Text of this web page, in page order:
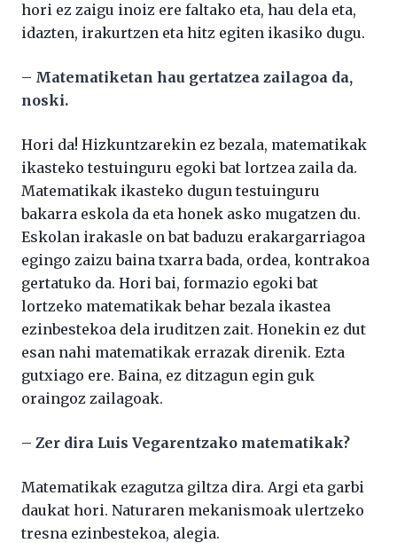
hori ez zaigu inoiz ere faltako eta, hau dela eta,
idazten, irakurtzen eta hitz egiten ikasiko dugu.
– Matematiketan hau gertatzea zailagoa da,
noski.
Hori da! Hizkuntzarekin ez bezala, matematikak
ikasteko testuinguru egoki bat lortzea zaila da.
Matematikak ikasteko dugun testuinguru
bakarra eskola da eta honek asko mugatzen du.
Eskolan irakasle on bat baduzu erakargarriagoa
egingo zaizu baina txarra bada, ordea, kontrakoa
gertatuko da. Hori bai, formazio egoki bat
lortzeko matematikak behar bezala ikastea
ezinbestekoa dela iruditzen zait. Honekin ez dut
esan nahi matematikak errazak direnik. Ezta
gutxiago ere. Baina, ez ditzagun egin guk
oraingoz zailagoak.
– Zer dira Luis Vegarentzako matematikak?
Matematikak ezagutza giltza dira. Argi eta garbi
daukat hori. Naturaren mekanismoak ulertzeko
tresna ezinbestekoa, alegia.